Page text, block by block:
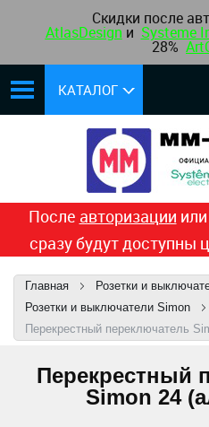
Скидки после
AtlasDesign и Systeme
28%
КАТАЛОГ
После авторизации или
сразу будут доступны
Главная
Розетки и
Розетки и выключатели Simon
Перекрестный переключатель
Перекрестный
Simon 24